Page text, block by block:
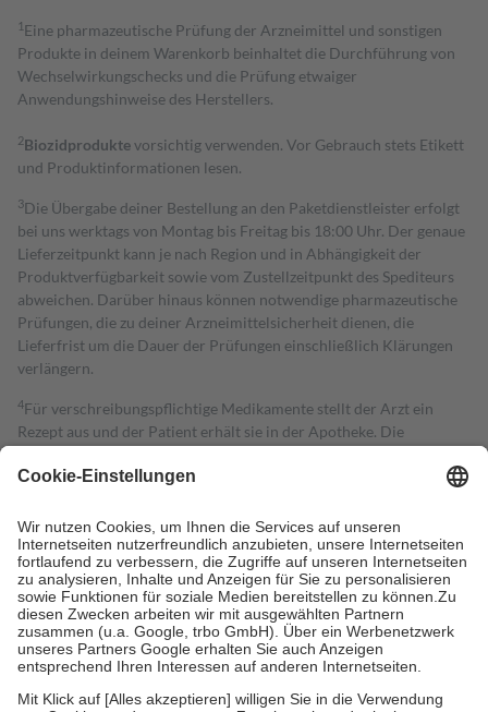
1 Eine pharmazeutische Prüfung der Arzneimittel und sonstigen
Produkte in deinem Warenkorb beinhaltet die Durchführung von
Wechselwirkungschecks und die Prüfung etwaiger
Anwendungshinweise des Herstellers.
2Biozidproduktevorsichtig verwenden. Vor Gebrauch stets Etikett
und Produktinformationen lesen.
3Die Übergabe deiner Bestellung an den Paketdienstleister erfolgt
bei uns werktags von Montag bis Freitag bis 18:00 Uhr. Der genaue
Lieferzeitpunkt kann je nach Region und in Abhängigkeit der
Produktverfügbarkeit sowie vom Zustellzeitpunkt des Spediteurs
abweichen. Darüber hinaus können notwendige pharmazeutische
Prüfungen, die zu deiner Arzneimittelsicherheit dienen, die
Lieferfrist um die Dauer der Prüfungen einschließlich Klärungen
verlängern.
4Für verschreibungspflichtige Medikamente stellt der Arzt ein
Rezept aus und der Patient erhält sie in der Apotheke. Die
Kosten dafür, der Versicherte trägt einen Teil davon als Zuzahlung
Grundsätzlich leisten Mitglieder Zuzahlungen in Höhe von zehn
Prozent des Abgabepreises,mindestensjedochfünf Euround
höchstens zehn Euro.Es sind jedoch nie mehr als die tatsächlichen
Kosten der Leistung zu entrichten.
Diese Regeln gelten grundsätzlich auch für Online-Apotheken.
Bei Heilmitteln und häuslicher Krankenpflege beträgt die
Zuzahlung zehn Prozent der Kosten sowie zehn Euro je
Um das Engagement der Versicherten für ihre eigene Gesundheit zu